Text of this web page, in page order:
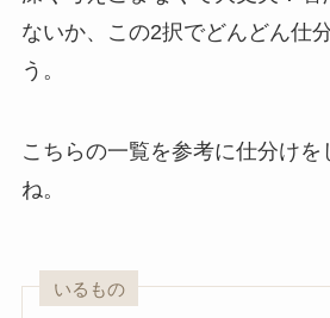
ないか、この2択でどんどん仕
う。
こちらの一覧を参考に仕分けを
ね。
いるもの